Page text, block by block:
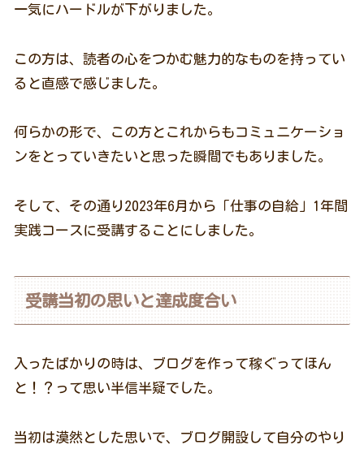
一気にハードルが下がりました。
この方は、読者の心をつかむ魅力的なものを持ってい
ると直感で感じました。
何らかの形で、この方とこれからもコミュニケーショ
ンをとっていきたいと思った瞬間でもありました。
そして、その通り2023年6月から「仕事の自給」1年間
実践コースに受講することにしました。
受講当初の思いと達成度合い
入ったばかりの時は、ブログを作って稼ぐってほん
と！？って思い半信半疑でした。
当初は漠然とした思いで、ブログ開設して自分のやり